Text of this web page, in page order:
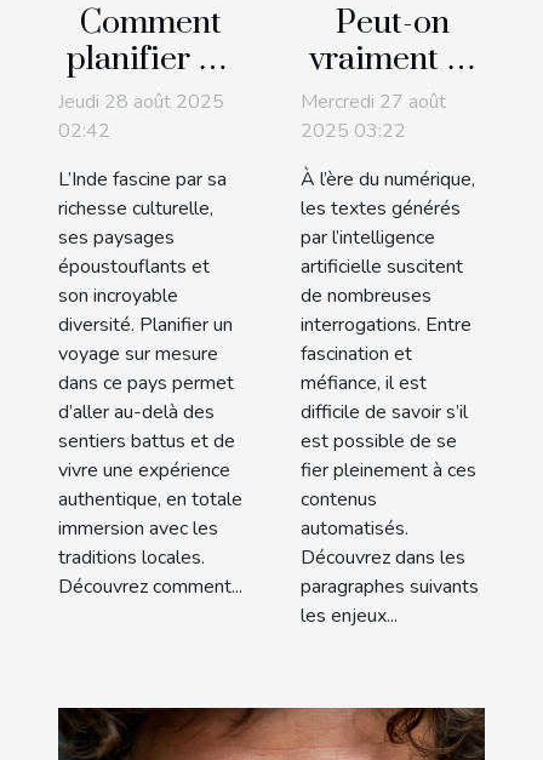
Comment
planifier un
voyage sur
mesure en
Inde pour
découvrir
son
authenticité
Jeudi 28 août 2025
02:42
L’Inde fascine par sa
richesse culturelle,
ses paysages
époustouflants et
son incroyable
diversité. Planifier un
voyage sur mesure
dans ce pays permet
d’aller au-delà des
sentiers battus et de
vivre une expérience
authentique, en totale
immersion avec les
traditions locales.
Découvrez comment...
Peut-on
vraiment se
fier aux
textes
générés par
l'IA ?
Mercredi 27 août
2025 03:22
À l’ère du numérique,
les textes générés
par l’intelligence
artificielle suscitent
de nombreuses
interrogations. Entre
fascination et
méfiance, il est
difficile de savoir s’il
est possible de se
fier pleinement à ces
contenus
automatisés.
Découvrez dans les
paragraphes suivants
les enjeux...